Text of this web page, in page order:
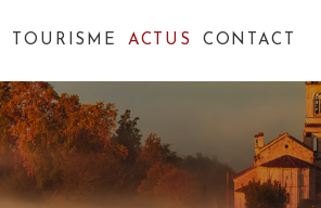
TOURISME ACTUS CONTACT